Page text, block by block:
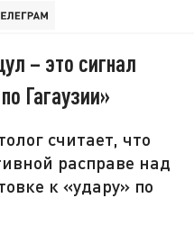
– это сигнал
Гагаузии»
считает, что
расправе над
к «удару» по